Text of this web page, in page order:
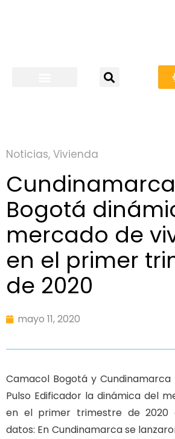
Noticias, Vivienda
Bogotá
mercado de
en el primer
de 2020
mayo 11, 2020
Camacol Bogotá y
Pulso Edificador la dinámica del
en el primer trimestre de 2020
datos: En Cundinamarca se